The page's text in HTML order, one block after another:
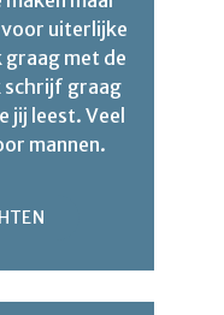
voor uiterlijke
met de
schrijf graag
jij leest. Veel
mannen.